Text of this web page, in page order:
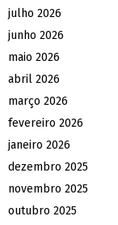
julho 2026
junho 2026
maio 2026
abril 2026
março 2026
fevereiro 2026
janeiro 2026
dezembro 2025
novembro 2025
outubro 2025